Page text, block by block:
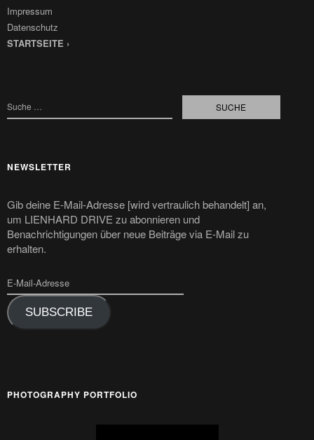
Impressum
Datenschutz
STARTSEITE ›
NEWSLETTER
Gib deine E-Mail-Adresse [wird vertraulich behandelt] an,
um LIENHARD DRIVE zu abonnieren und
Benachrichtigungen über neue Beiträge via E-Mail zu
erhalten.
SUBSCRIBE
PHOTOGRAPHY PORTFOLIO